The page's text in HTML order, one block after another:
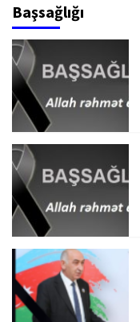
Başsağlığı